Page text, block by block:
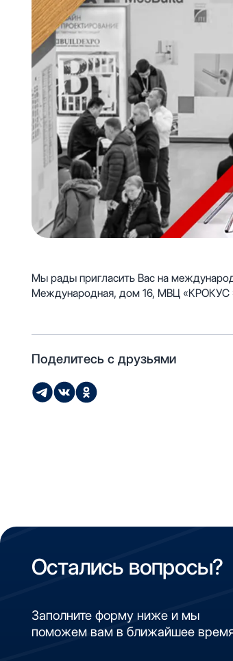
Мы рады пригласить Вас на
Международная, дом 16, МВЦ «КРОКУС
Поделитесь с друзьями
Остались вопросы?
Заполните форму ниже и мы
поможем вам в ближайшее